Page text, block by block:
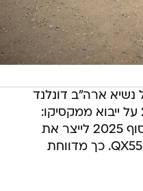
נשיא ארה"ב דונלנד
טראמפ להטיל מס בסך 25% על ייבוא ממקסיקו:
אינפיניטי החליטה להפסיק בסוף 2025 לייצר את
צמד הקרוסאוברים QX50 ו-QX55. כך מדווחת